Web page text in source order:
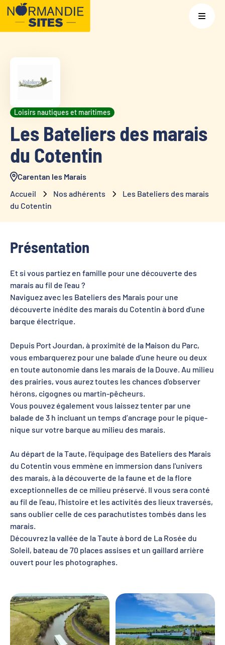
Loisirs nautiques et maritimes
Les Bateliers des marais
du Cotentin
Carentan les Marais
Accueil
Nos adhérents
Les Bateliers des marais
du Cotentin
Présentation
Et si vous partiez en famille pour une découverte des
marais au fil de l'eau ?
Naviguez avec les Bateliers des Marais pour une
découverte inédite des marais du Cotentin à bord d'une
barque électrique.
Depuis Port Jourdan, à proximité de la Maison du Parc,
vous embarquerez pour une balade d'une heure ou deux
en toute autonomie dans les marais de la Douve. Au milieu
des prairies, vous aurez toutes les chances d'observer
hérons, cigognes ou martin-pêcheurs.
Vous pouvez également vous laissez tenter par une
balade de 3 h incluant un temps d’ancrage pour le pique-
nique sur votre barque au milieu des marais.
Au départ de la Taute, l'équipage des Bateliers des Marais
du Cotentin vous emmène en immersion dans l'univers
des marais, à la découverte de la faune et de la flore
exceptionnelles de ce milieu préservé. Il vous sera conté
au fil de l'eau, l'histoire et les activités des lieux traversés,
sans oublier celle de ces parachutistes tombés dans les
marais.
Découvrez la vallée de la Taute à bord de La Rosée du
Soleil, bateau de 70 places assises et un gaillard arrière
ouvert pour les photographes.